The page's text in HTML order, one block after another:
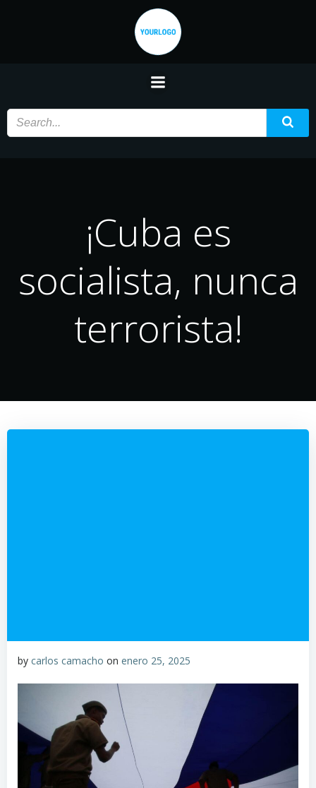
Saltar
contenido
¡Cuba es
socialista, nunca
terrorista!
by carlos camacho on enero 25, 2025